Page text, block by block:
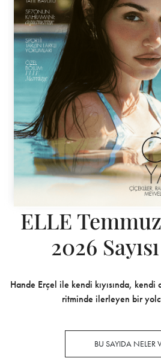
ELLE
2026
Hande Erçel ile kendi kıyısında,
ritminde ilerleyen bir
BU SAYIDA NELER